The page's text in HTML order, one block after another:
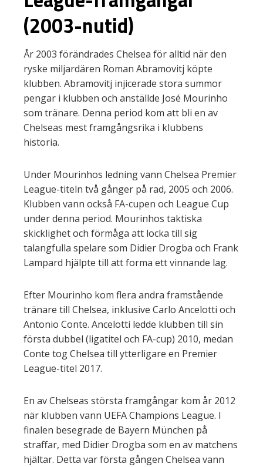
(2003-nutid)
År 2003 förändrades Chelsea för alltid när den
ryske miljardären Roman Abramovitj köpte
klubben. Abramovitj injicerade stora summor
pengar i klubben och anställde José Mourinho
som tränare. Denna period kom att bli en av
Chelseas mest framgångsrika i klubbens
historia.
Under Mourinhos ledning vann Chelsea Premier
League-titeln två gånger på rad, 2005 och 2006.
Klubben vann också FA-cupen och League Cup
under denna period. Mourinhos taktiska
skicklighet och förmåga att locka till sig
talangfulla spelare som Didier Drogba och Frank
Lampard hjälpte till att forma ett vinnande lag.
Efter Mourinho kom flera andra framstående
tränare till Chelsea, inklusive Carlo Ancelotti och
Antonio Conte. Ancelotti ledde klubben till sin
första dubbel (ligatitel och FA-cup) 2010, medan
Conte tog Chelsea till ytterligare en Premier
League-titel 2017.
En av Chelseas största framgångar kom år 2012
när klubben vann UEFA Champions League. I
finalen besegrade de Bayern München på
straffar, med Didier Drogba som en av matchens
hjältar. Detta var första gången Chelsea vann